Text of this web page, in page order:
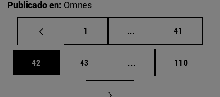
Publicado en: Omnes
Página
1 ... Páginas intermedias
Página
41
Página
42 Página
43 ... Páginas intermedias
Página
110